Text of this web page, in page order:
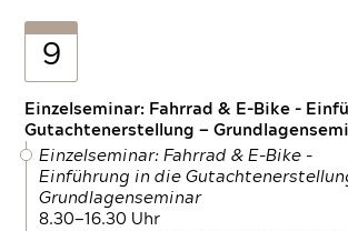
9
Einzelseminar: Fahrrad & E-Bike -
Gutachtenerstellung —
Einzelseminar: Fahrrad & E-Bike -
Einführung in die
Grundlagenseminar
8.30—16.30 Uhr